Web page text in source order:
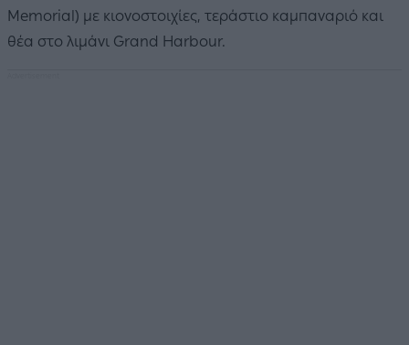
Memorial) με κιονοστοιχίες, τεράστιο καμπαναριό και
θέα στο λιμάνι Grand Harbour.